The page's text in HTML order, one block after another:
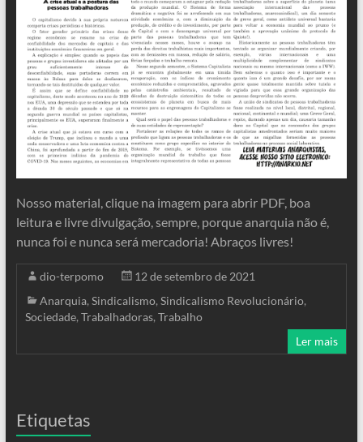
Nosso material, clique na imagem para abrir PDF, boa
leitura e livre divulgação, sempre, porque anarquia não é,
nunca foi e nunca será mercadoria! Abraços livres!
dio-terpomo
12 de setembro de 2021
Anarquia, Sindicalismo, Sindicalismo Revolucionário,
Sociedade, Trabalhadoras, Trabalho
Ler mais
Etiquetas